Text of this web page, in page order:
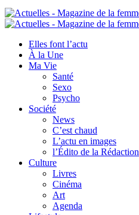
Elles font l’actu
À la Une
Ma Vie
Santé
Sexo
Psycho
Société
News
C’est chaud
L’actu en images
l’Édito de la Rédaction
Culture
Livres
Cinéma
Art
Agenda